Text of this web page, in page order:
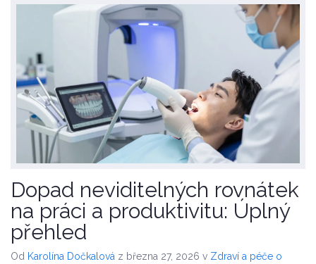
Dopad neviditelných rovnátek
na práci a produktivitu: Úplný
přehled
Od Karolína Dočkalová z března 27, 2026 v Zdraví a péče o